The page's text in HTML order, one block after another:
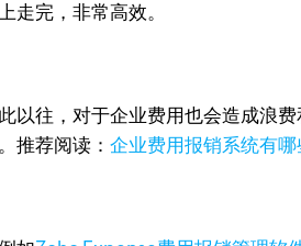
走完，非常高效。
以往，对于企业费用也会造成浪
推荐阅读：企业费用报销系统有哪